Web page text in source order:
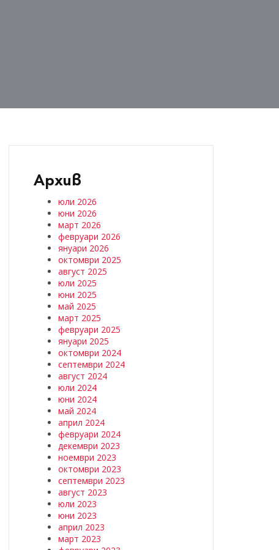
Архив
юли 2026
юни 2026
март 2026
февруари 2026
януари 2026
октомври 2025
август 2025
юли 2025
юни 2025
май 2025
март 2025
февруари 2025
януари 2025
октомври 2024
септември 2024
август 2024
юли 2024
юни 2024
май 2024
април 2024
февруари 2024
декември 2023
ноември 2023
октомври 2023
септември 2023
август 2023
юли 2023
юни 2023
април 2023
март 2023